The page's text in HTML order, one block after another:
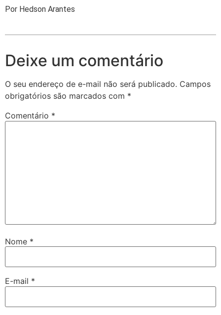
Por Hedson Arantes
Deixe um comentário
O seu endereço de e-mail não será publicado. Campos
obrigatórios são marcados com *
Comentário *
Nome *
E-mail *